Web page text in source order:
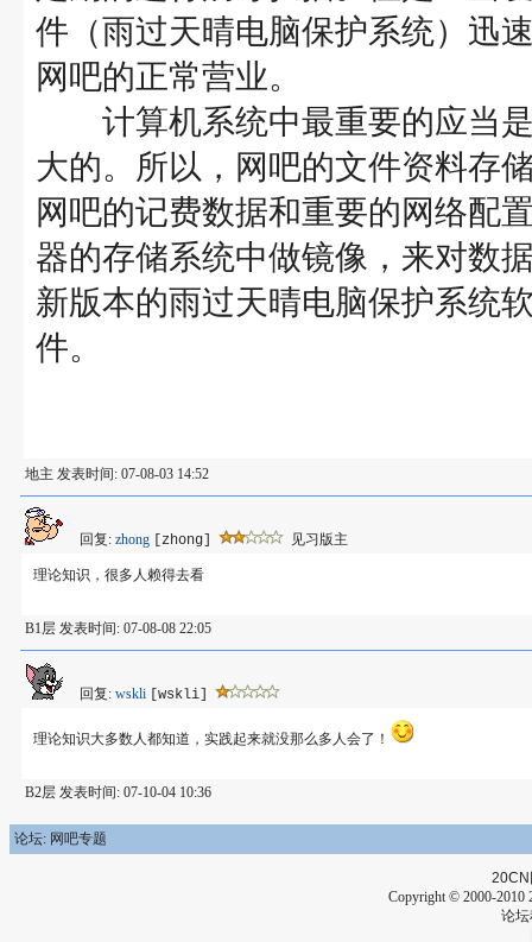
件（雨过天晴电脑保护系统）迅
网吧的正常营业。
计算机系统中最重要的应当是
大的。所以，网吧的文件资料存
网吧的记费数据和重要的网络配
器的存储系统中做镜像，来对数
新版本的雨过天晴电脑保护系统
件。
地主 发表时间: 07-08-03 14:52
回复: zhong [zhong] 见习版主
理论知识，很多人赖得去看
B1层 发表时间: 07-08-08 22:05
回复: wskli [wskli]
理论知识大多数人都知道，实践起来就没那么多人会了！
B2层 发表时间: 07-10-04 10:36
论坛: 网吧专题
20CN
Copyright © 2000-2010
论